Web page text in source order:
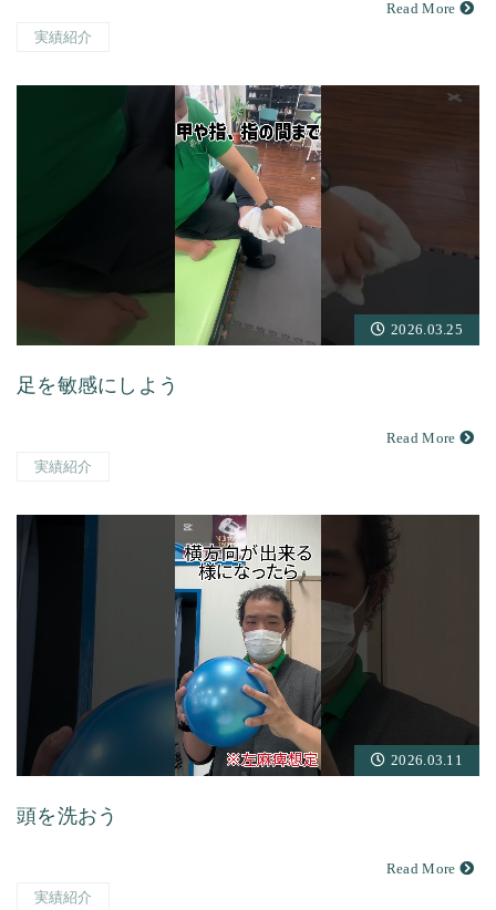
Read More
実績紹介
2026.03.25
足を敏感にしよう
Read More
実績紹介
2026.03.11
頭を洗おう
Read More
実績紹介